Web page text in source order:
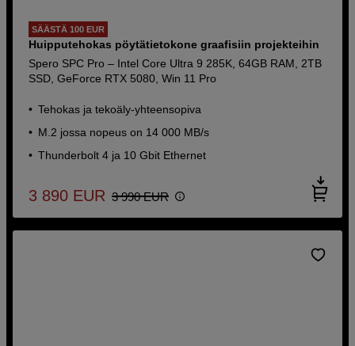
SÄÄSTÄ 100 EUR
Huipputehokas pöytätietokone graafisiin projekteihin
Spero SPC Pro – Intel Core Ultra 9 285K, 64GB RAM, 2TB
SSD, GeForce RTX 5080, Win 11 Pro
Tehokas ja tekoäly-yhteensopiva
M.2 jossa nopeus on 14 000 MB/s
Thunderbolt 4 ja 10 Gbit Ethernet
3 890 EUR 3 990 EUR